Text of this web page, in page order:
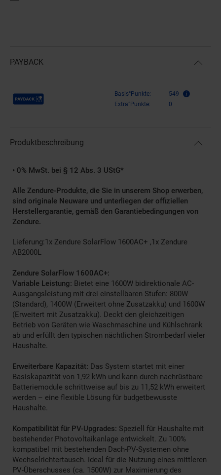
PAYBACK
Payback Punkte Basis°Punkte:
549
Extra°Punkte:
0
Produktbeschreibung
• 0% MwSt. bei § 12 Abs. 3 UStG*
Alle Zendure-Produkte, die Sie in unserem Shop erwerben,
sind originale Neuware und unterliegen der offiziellen
Herstellergarantie, gemäß den Garantiebedingungen von
Zendure.
Lieferung:1x Zendure SolarFlow 1600AC+ ,1x Zendure
AB2000L
Zendure SolarFlow 1600AC+:
Variable Leistung: Bietet eine 1600W bidirektionale AC-
Ausgangsleistung mit drei einstellbaren Stufen: 800W
(Standard), 1400W (Erweitert ohne Zusatzakku) und 1600W
(Erweitert mit Zusatzakku). Deckt den gleichzeitigen
Betrieb von Geräten wie Waschmaschine und Kühlschrank
ab und erfüllt den typischen nächtlichen Strombedarf vieler
Haushalte.
Erweiterbare Kapazität: Das System startet mit einer
Basiskapazität von 1,92 kWh und kann durch nachrüstbare
Batteriemodule schrittweise auf bis zu 11,52 kWh erweitert
werden – eine flexible Lösung für budgetbewusste
Haushalte.
Kompatibilität für PV-Upgrades: Speziell für Haushalte mit
bestehender Photovoltaikanlage entwickelt. Zu 100%
kompatibel mit bestehenden Dach-PV-Systemen ohne
Wechselrichtertausch. Ideal für die Nutzung eines mittleren
PV-Überschusses (ca. 1500W) zur Maximierung des